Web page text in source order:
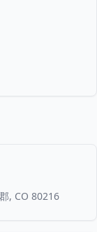
, CO 80216